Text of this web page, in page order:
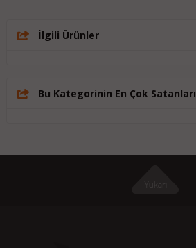
İlgili Ürünler
Bu Kategorinin En Çok Satanları